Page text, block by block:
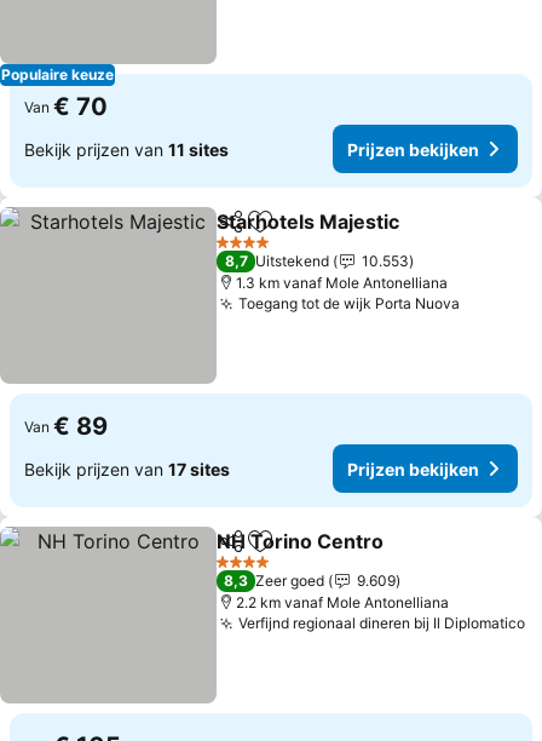
Populaire keuze
Van € 70
Bekijk prijzen van 11 sites Prijzen bekijken
DelenToevoegen aan favorieten
Starhotels Majestic
4 Sterren
8,7 Uitstekend
10.553
1.3 km vanaf Mole Antonelliana
Toegang tot de wijk Porta Nuova
Van € 89
Bekijk prijzen van 17 sites Prijzen bekijken
DelenToevoegen aan favorieten
NH Torino Centro
4 Sterren
8,3 Zeer goed
9.609
2.2 km vanaf Mole Antonelliana
Verfijnd regionaal dineren bij Il Diplomatico